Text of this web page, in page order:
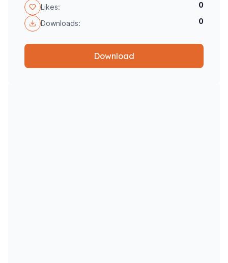
Likes: 0
Downloads: 0
Download